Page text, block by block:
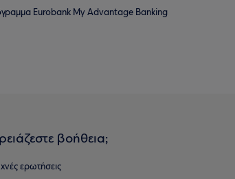
Eurobank My Advantage Banking
βοήθεια;
ερωτήσεις